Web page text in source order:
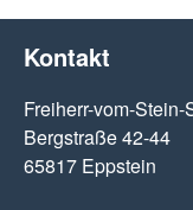
Kontakt
Freiherr-vom-Stein-
Bergstraße 42-44
65817 Eppstein